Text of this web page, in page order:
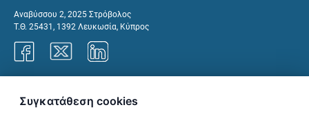
Αναβύσσου 2, 2025 Στρόβολος
Τ.Θ. 25431, 1392 Λευκωσία, Κύπρος
Συγκατάθεση cookies